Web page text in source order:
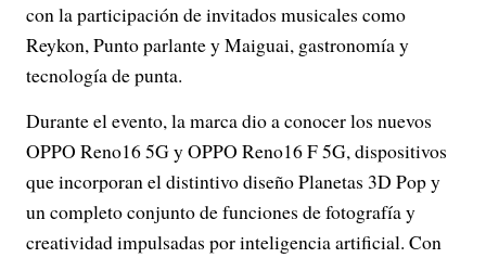
con la participación de invitados musicales como
Reykon, Punto parlante y Maiguai, gastronomía y
tecnología de punta.
Durante el evento, la marca dio a conocer los nuevos
OPPO Reno16 5G y OPPO Reno16 F 5G, dispositivos
que incorporan el distintivo diseño Planetas 3D Pop y
un completo conjunto de funciones de fotografía y
creatividad impulsadas por inteligencia artificial. Con